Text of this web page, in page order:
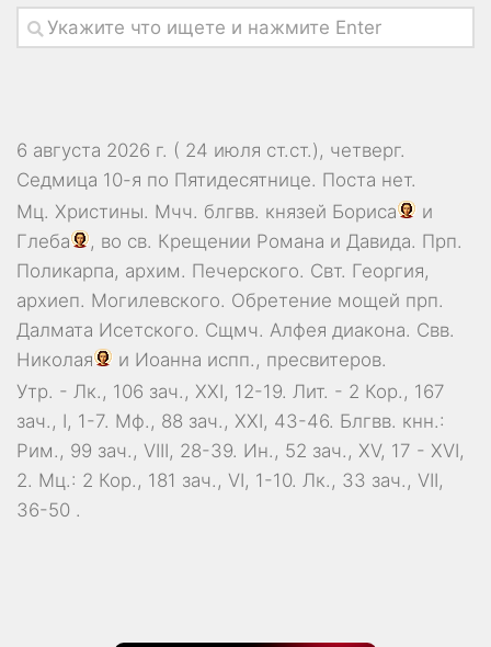
6 августа 2026 г. ( 24 июля ст.ст.), четверг.
Седмица 10-я по Пятидесятнице. Поста нет.
Мц. Христины. Мчч. блгвв. князей Бориса
и
Глеба
, во св. Крещении Романа и Давида. Прп.
Поликарпа, архим. Печерского. Свт. Георгия,
архиеп. Могилевского. Обретение мощей прп.
Далмата Исетского. Сщмч. Алфея диакона. Свв.
Николая
и Иоанна испп., пресвитеров.
Утр. - Лк., 106 зач., XXI, 12-19. Лит. - 2 Кор., 167
зач., I, 1-7. Мф., 88 зач., XXI, 43-46. Блгвв. кнн.:
Рим., 99 зач., VIII, 28-39. Ин., 52 зач., XV, 17 - XVI,
2. Мц.: 2 Кор., 181 зач., VI, 1-10. Лк., 33 зач., VII,
36-50 .